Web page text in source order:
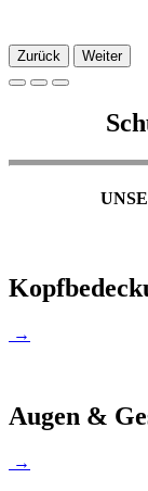
Zurück Weiter
→
Augen &
→